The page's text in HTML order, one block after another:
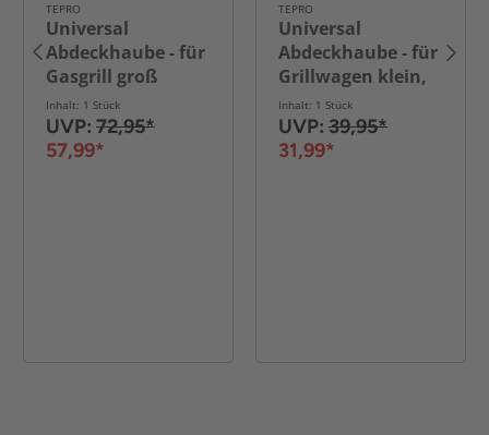
TEPRO
Universal
Abdeckhaube - für
Gasgrill groß
Inhalt: 1 Stück
UVP: 72,95*
57,99*
TEPRO
Universal
Abdeckhaube - für
Grillwagen klein,
anthrazit
Inhalt: 1 Stück
UVP: 39,95*
31,99*